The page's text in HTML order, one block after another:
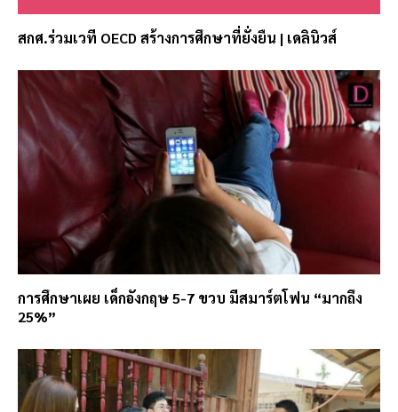
สกศ.ร่วมเวที OECD สร้างการศึกษาที่ยั่งยืน | เดลินิวส์
การศึกษาเผย เด็กอังกฤษ 5-7 ขวบ มีสมาร์ตโฟน “มากถึง
25%”